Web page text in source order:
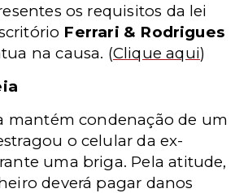
os requisitos da lei
Ferrari & Rodrigues
na causa. (Clique aqui)
mantém condenação de um
o celular da ex-
uma briga. Pela atitude,
deverá pagar danos